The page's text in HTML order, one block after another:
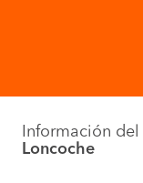
Información del
Loncoche